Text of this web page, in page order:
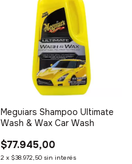
Meguiars Shampoo Ultimate
Wash & Wax Car Wash
$77.945,00
2 x $38.972,50 sin interés